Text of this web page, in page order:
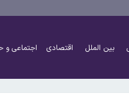
بین الملل اقتصادی اجتماعی و